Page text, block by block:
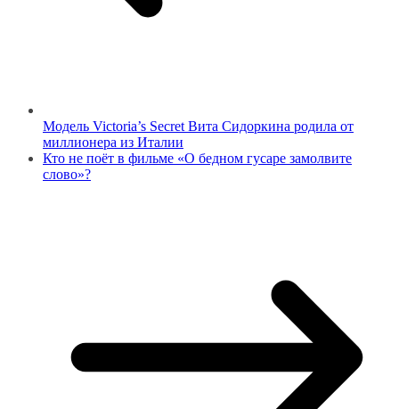
Модель Victoria’s Secret Вита Сидоркина родила от
миллионера из Италии
Кто не поёт в фильме «О бедном гусаре замолвите
слово»?